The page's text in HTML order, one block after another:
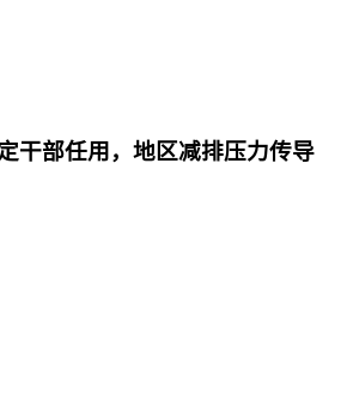
干部任用，地区减排压力传导